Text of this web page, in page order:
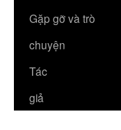
Gặp gỡ và trò
chuyện
Tác
giả